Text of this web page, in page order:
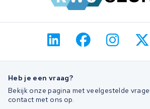
Heb je een vraag?
Bekijk onze pagina met veelgestelde
contact met ons op.